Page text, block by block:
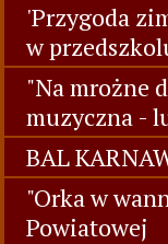
'Przygoda
w
"Na mrożne
muzyczna -
BAL
"Orka w
Powiatowej